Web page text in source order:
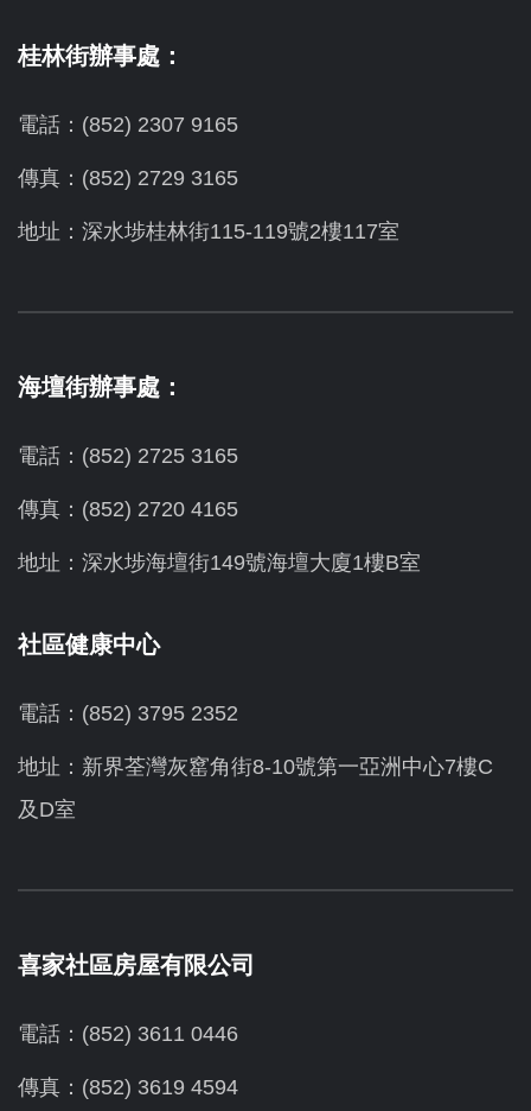
桂林街辦事處：
電話：(852) 2307 9165
傳真：(852) 2729 3165
地址：深水埗桂林街115-119號2樓117室
海壇街辦事處：
電話：(852) 2725 3165
傳真：(852) 2720 4165
地址：深水埗海壇街149號海壇大廈1樓B室
社區健康中心
電話：(852) 3795 2352
地址：新界荃灣灰窰角街8-10號第一亞洲中心7樓C
及D室
喜家社區房屋有限公司
電話：(852) 3611 0446
傳真：(852) 3619 4594